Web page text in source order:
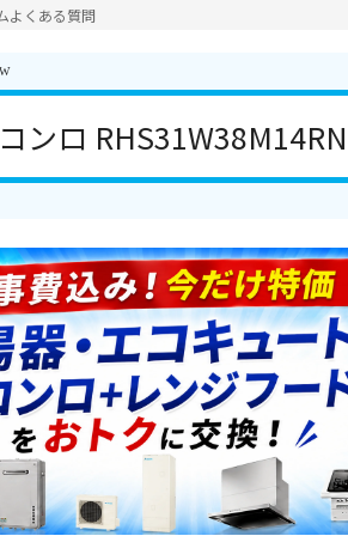
よくある質問
ンロ